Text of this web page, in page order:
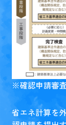
※確認申請審
省エネ計算を